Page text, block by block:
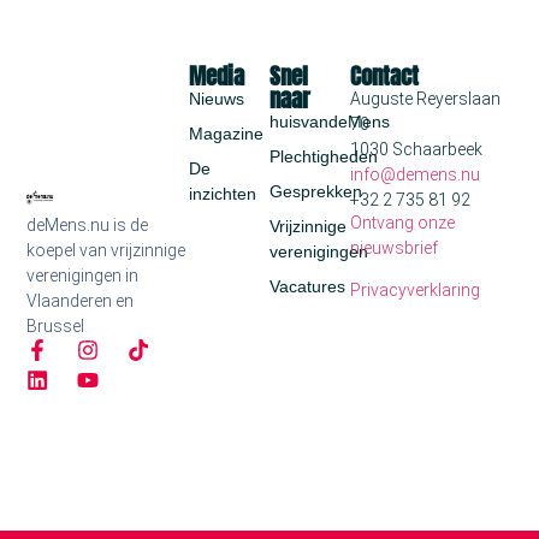
deMens.nu is de
koepel van vrijzinnige
verenigingen in
Vlaanderen en
Brussel
Snel
naar
huisvandeMens
Plechtigheden
Gesprekken
Vrijzinnige
verenigingen
Vacatures
Media
Nieuws
Magazine
De
inzichten
Contact
Auguste Reyerslaan
70
1030 Schaarbeek
info@demens.nu
+32 2 735 81 92
Ontvang onze
nieuwsbrief
Privacyverklaring